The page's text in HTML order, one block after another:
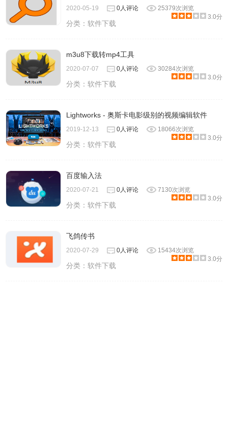
2020-05-19 0人评论
25379次浏览
3.0分
分类：软件下载
m3u8下载转mp4工具
2020-07-07 0人评论
30284次浏览
3.0分
分类：软件下载
Lightworks - 奥斯卡电影级别的视频编辑软件
2019-12-13 0人评论
18066次浏览
3.0分
分类：软件下载
百度输入法
2020-07-21 0人评论
7130次浏览
3.0分
分类：软件下载
飞鸽传书
2020-07-29 0人评论
15434次浏览
3.0分
分类：软件下载